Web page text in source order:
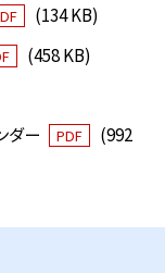
(134 KB)
(458 KB)
ダー
PDF
(992